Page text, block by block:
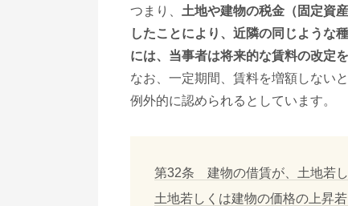
つまり、 土地や建物の税金（固定資
したことにより、近隣の同じような
には、当事者は将来的な賃料の改定
なお、一定期間、賃料を増額しない
例外的に認められるとしています。
第32条 建物の借賃が、土地若し
土地若しくは建物の価格の上昇